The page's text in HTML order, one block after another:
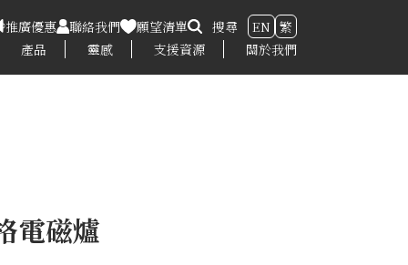
推廣優惠 聯絡我們 願望清單 搜尋 EN 繁
產品
靈感 支援資源 關於我們
電磁爐